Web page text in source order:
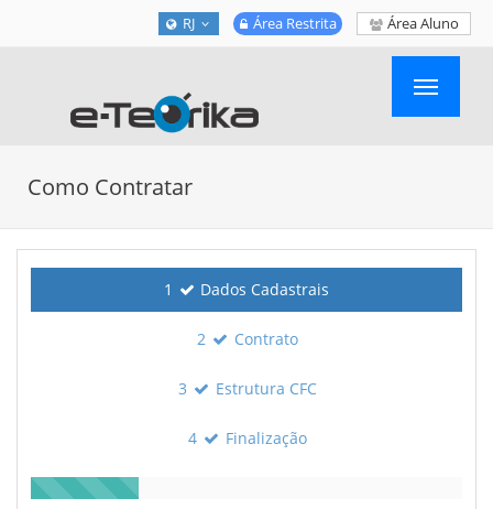
RJ Área Restrita Área Aluno
Toggle
Como Contratar
1 Dados Cadastrais
2 Contrato
3 Estrutura CFC
4 Finalização